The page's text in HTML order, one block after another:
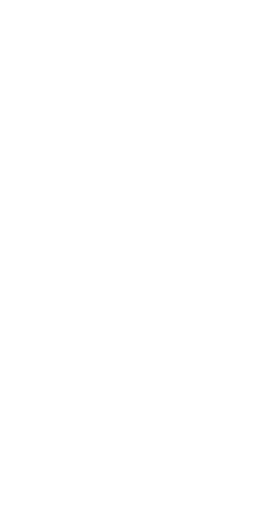
piano bar, minimarket, sala de conferinte. Piscina in aer liber si
va fi achitata de catre client la receptia hotelului. Noile taxe de